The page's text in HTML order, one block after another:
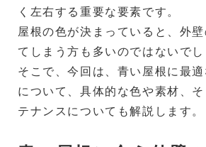
く左右する重要な要素です。
屋根の色が決まっていると、外
てしまう方も多いのではないでし
そこで、今回は、青い屋根に最
について、具体的な色や素材、
テナンスについても解説します。